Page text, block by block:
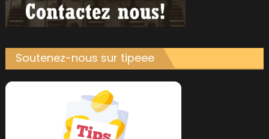
Soutenez-nous sur tipeee